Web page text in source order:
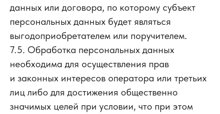
данных или договора, по которому субъект
персональных данных будет являться
выгодоприобретателем или поручителем.
7.5. Обработка персональных данных
необходима для осуществления прав
и законных интересов оператора или третьих
лиц либо для достижения общественно
значимых целей при условии, что при этом